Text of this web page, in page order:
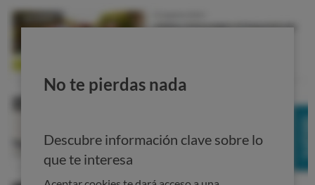
y escolares.
apuestas
peticiones no han caído en saco roto: Islas Baleares ha
aprobado su regulación del juego
No te pierdas nada
Descubre información clave sobre lo
que te interesa